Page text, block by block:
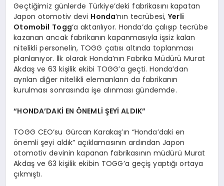
Geçtiğimiz günlerde Türkiye’deki fabrikasını kapatan
Japon otomotiv devi Honda‘nın tecrübesi,Yerli
Otomobil Togg‘a aktarılıyor. Honda’da çalışıp tecrübe
kazanan ancak fabrikanın kapanmasıyla işsiz kalan
nitelikli personelin, TOGG çatısı altında toplanması
planlanıyor. İlk olarak Honda’nın Fabrika Müdürü Murat
Akdaş ve 63 kişilik ekibi TOGG’a geçti. Honda’dan
ayrılan diğer nitelikli elemanların da fabrikanın
kurulması sonrasında işe alınması gündemde.
“HONDA’DAKİ EN ÖNEMLİ ŞEYİ ALDIK”
TOGG CEO’su Gürcan Karakaş’ın “Honda’daki en
önemli şeyi aldık” açıklamasının ardından Japon
otomotiv devinin kapanan fabrikasının müdürü Murat
Akdaş ve 63 kişilik ekibin TOGG’a geçiş yaptığı ortaya
çıkmıştı.